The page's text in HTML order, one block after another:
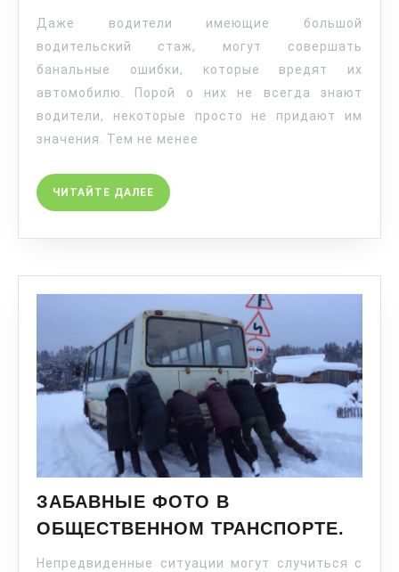
Даже водители имеющие большой
водительский стаж, могут совершать
банальные ошибки, которые вредят их
автомобилю. Порой о них не всегда знают
водители, некоторые просто не придают им
значения. Тем не менее
ЧИТАЙТЕ ДАЛЕЕ
ЗАБАВНЫЕ ФОТО В
ОБЩЕСТВЕННОМ ТРАНСПОРТЕ.
Непредвиденные ситуации могут случиться с